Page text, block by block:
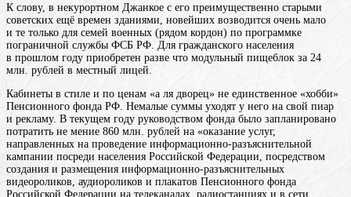
К слову, в некурортном Джанкое с его преимущественно старыми
советских ещё времен зданиями, новейших возводится очень мало
и те только для семей военных (рядом кордон) по программке
пограничной службы ФСБ РФ. Для гражданского населения
в прошлом году приобретен разве что модульный пищеблок за 24
млн. рублей в местный лицей.
Кабинеты в стиле и по ценам «а ля дворец» не единственное «хобби»
Пенсионного фонда РФ. Немалые суммы уходят у него на свой пиар
и рекламу. В текущем году руководством фонда было запланировано
потратить не мение 860 млн. рублей на «оказание услуг,
направленных на проведение информационно-разъяснительной
кампании посреди населения Российской Федерации, посредством
создания и размещения информационно-разъяснительных
видеороликов, аудиороликов и плакатов Пенсионного фонда
Российской Федерации на телеканалах, радиостанциях и в сети